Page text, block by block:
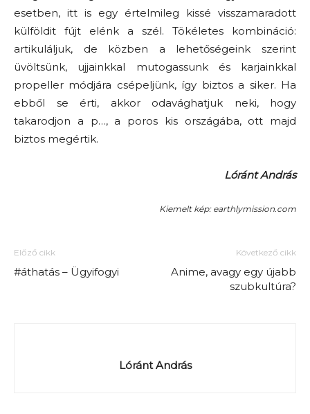
esetben, itt is egy értelmileg kissé visszamaradott
külföldit fújt elénk a szél. Tökéletes kombináció:
artikuláljuk, de közben a lehetőségeink szerint
üvöltsünk, ujjainkkal mutogassunk és karjainkkal
propeller módjára csépeljünk, így biztos a siker. Ha
ebből se érti, akkor odavághatjuk neki, hogy
takarodjon a p…, a poros kis országába, ott majd
biztos megértik.
Lóránt András
Kiemelt kép: earthlymission.com
Előző cikk
#áthatás – Ügyifogyi
Következő cikk
Anime, avagy egy újabb
szubkultúra?
Lóránt András